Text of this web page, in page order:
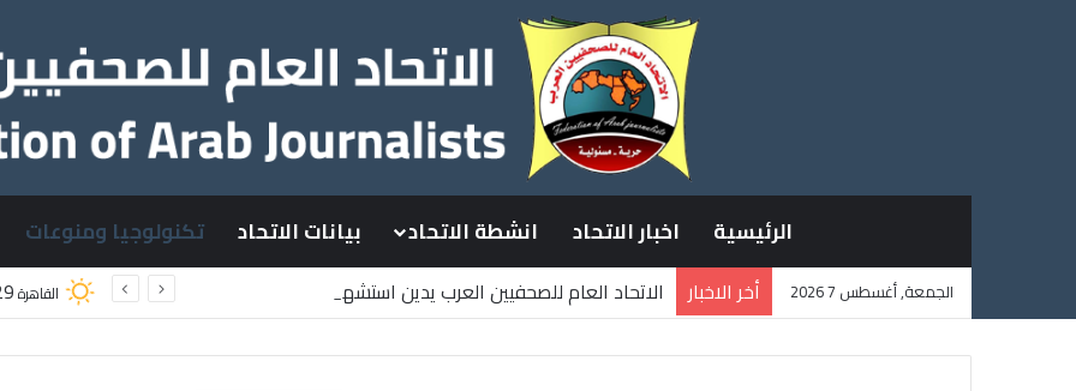
الرئيسية اخبار الاتحاد انشطة الاتحاد بيانات الاتحاد تكنولوجيا ومنوعات
الجمعة, أغسطس 7 2026 أخر الاخبار
الاتحاد العام للصحفيين العرب يدين استشهاد
القاهرة